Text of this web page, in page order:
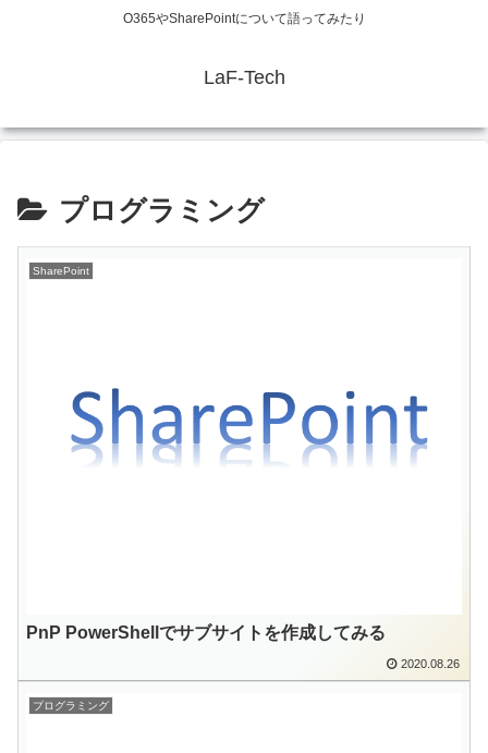
O365やSharePointについて語ってみたり
LaF-Tech
プログラミング
SharePoint
PnP PowerShellでサブサイトを作成してみる
2020.08.26
プログラミング